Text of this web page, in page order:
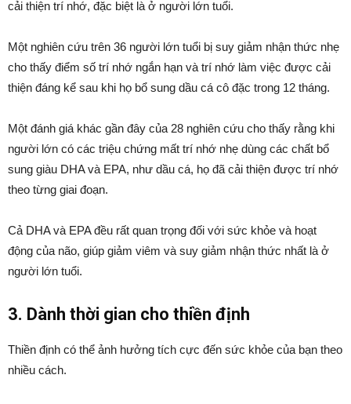
cải thiện trí nhớ, đặc biệt là ở người lớn tuổi.
Một nghiên cứu trên 36 người lớn tuổi bị suy giảm nhận thức nhẹ
cho thấy điểm số trí nhớ ngắn hạn và trí nhớ làm việc được cải
thiện đáng kể sau khi họ bổ sung dầu cá cô đặc trong 12 tháng.
Một đánh giá khác gần đây của 28 nghiên cứu cho thấy rằng khi
người lớn có các triệu chứng mất trí nhớ nhẹ dùng các chất bổ
sung giàu DHA và EPA, như dầu cá, họ đã cải thiện được trí nhớ
theo từng giai đoạn.
Cả DHA và EPA đều rất quan trọng đối với sức khỏe và hoạt
động của não, giúp giảm viêm và suy giảm nhận thức nhất là ở
người lớn tuổi.
3. Dành thời gian cho thiền định
Thiền định có thể ảnh hưởng tích cực đến sức khỏe của bạn theo
nhiều cách.